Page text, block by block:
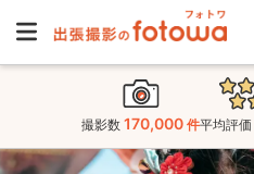
撮影数 170,000 件平均評価